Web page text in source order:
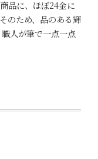
品に、ほぼ24金に
のため、品のある輝
人が筆で一点一点